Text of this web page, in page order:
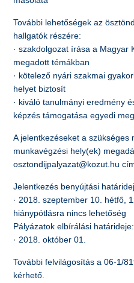
További lehetőségek az
hallgatók részére:
· szakdolgozat írása a Magyar
megadott témákban
· kötelező nyári szakmai
helyet biztosít
· kiváló tanulmányi eredmény
képzés támogatása egyedi
A jelentkezéseket a szükséges
munkavégzési hely(ek)
osztondijpalyazat@kozut.hu
Jelentkezés benyújtási
· 2018. szeptember 10. hétfő,
hiánypótlásra nincs lehetőség
Pályázatok elbírálási határideje:
· 2018. október 01.
További felvilágosítás a 06-1/
kérhető.